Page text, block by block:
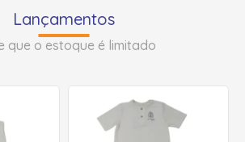
Lançamentos
que o estoque é limitado